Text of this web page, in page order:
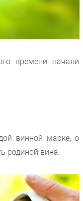
времени начали
винной марке, о
родиной вина.